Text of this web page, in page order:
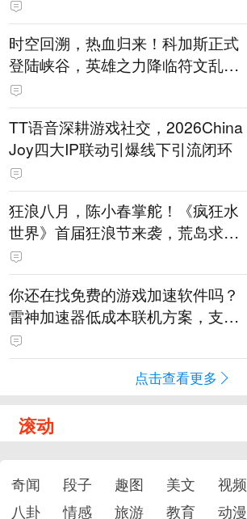
时空回溯，热血归来！科加斯正式
登陆峡谷，英雄之力降临符文乱
斗！
TT语音深耕游戏社交，2026China
Joy四大IP联动引爆线下引流闭环
狂浪八月，陈小春掌舵！《疯狂水
世界》首届狂浪节来袭，荒岛求生
直播即将开启
你还在找免费的游戏加速软件吗？
雷神加速器低成本联机方案，支持
免费试用
点击查看更多
滚动
奇闻 段子 趣图 美文 视频
八卦
情感 旅游 教育 动漫